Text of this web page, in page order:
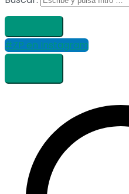
#ZP en Instagram